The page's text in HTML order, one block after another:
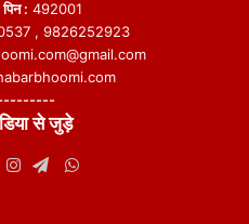
पिन : 492001
, 9826252923
से जुड़े
WhatsApp